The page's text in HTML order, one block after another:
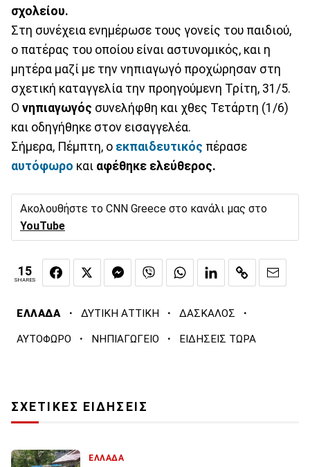
σχολείου.
Στη συνέχεια ενημέρωσε τους γονείς του παιδιού,
ο πατέρας του οποίου είναι αστυνομικός, και η
μητέρα μαζί με την νηπιαγωγό προχώρησαν στη
σχετική καταγγελία την προηγούμενη Τρίτη, 31/5.
Ο νηπιαγωγός συνελήφθη και χθες Τετάρτη (1/6)
και οδηγήθηκε στον εισαγγελέα.
Σήμερα, Πέμπτη, ο εκπαιδευτικός πέρασε
αυτόφωρο και αφέθηκε ελεύθερος.
Ακολουθήστε το CNN Greece στο κανάλι μας στο
YouTube
15
SHARES
ΕΛΛΑΔΑ · ΔΥΤΙΚΗ ΑΤΤΙΚΗ · ΔΑΣΚΑΛΟΣ ·
ΑΥΤΟΦΩΡΟ · ΝΗΠΙΑΓΩΓΕΙΟ · ΕΙΔΗΣΕΙΣ ΤΩΡΑ
ΣΧΕΤΙΚΕΣ ΕΙΔΗΣΕΙΣ
ΕΛΛΑΔΑ